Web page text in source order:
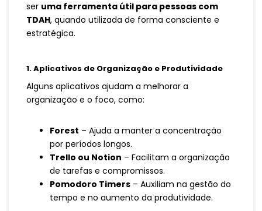
ser uma ferramenta útil para pessoas com
TDAH, quando utilizada de forma consciente e
estratégica.
1. Aplicativos de Organização e Produtividade
Alguns aplicativos ajudam a melhorar a
organização e o foco, como:
Forest – Ajuda a manter a concentração
por períodos longos.
Trello ou Notion – Facilitam a organização
de tarefas e compromissos.
Pomodoro Timers – Auxiliam na gestão do
tempo e no aumento da produtividade.